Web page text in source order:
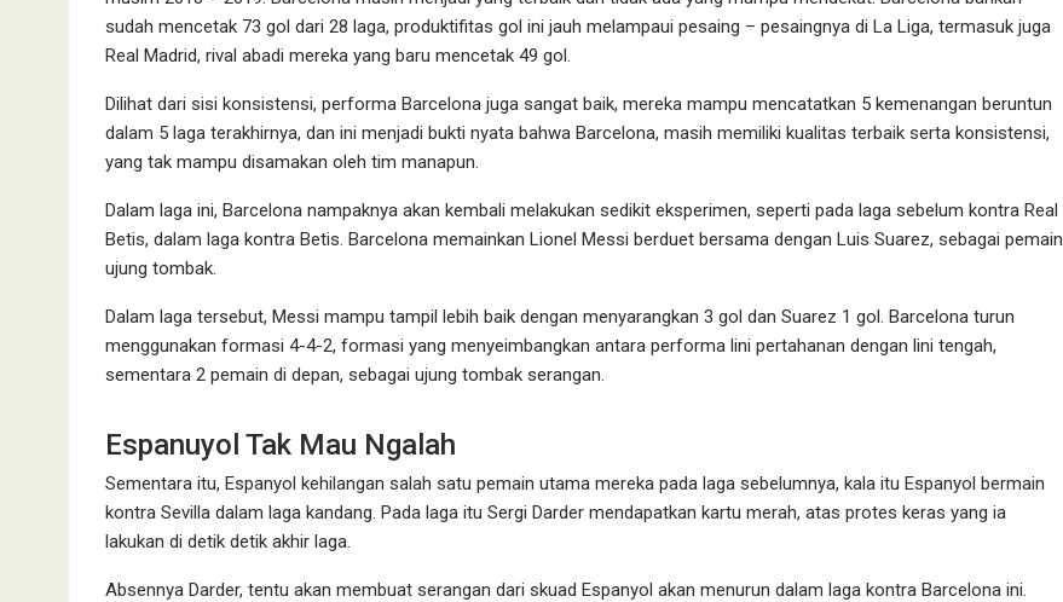
sudah mencetak 73 gol dari 28 laga, produktifitas gol ini jauh melampaui pesaing – pesaingnya di La Liga, termasuk juga
Real Madrid, rival abadi mereka yang baru mencetak 49 gol.
Dilihat dari sisi konsistensi, performa Barcelona juga sangat baik, mereka mampu mencatatkan 5 kemenangan beruntun
dalam 5 laga terakhirnya, dan ini menjadi bukti nyata bahwa Barcelona, masih memiliki kualitas terbaik serta konsistensi,
yang tak mampu disamakan oleh tim manapun.
Dalam laga ini, Barcelona nampaknya akan kembali melakukan sedikit eksperimen, seperti pada laga sebelum kontra Real
Betis, dalam laga kontra Betis. Barcelona memainkan Lionel Messi berduet bersama dengan Luis Suarez, sebagai pemain
ujung tombak.
Dalam laga tersebut, Messi mampu tampil lebih baik dengan menyarangkan 3 gol dan Suarez 1 gol. Barcelona turun
menggunakan formasi 4-4-2, formasi yang menyeimbangkan antara performa lini pertahanan dengan lini tengah,
sementara 2 pemain di depan, sebagai ujung tombak serangan.
Espanuyol Tak Mau Ngalah
Sementara itu, Espanyol kehilangan salah satu pemain utama mereka pada laga sebelumnya, kala itu Espanyol bermain
kontra Sevilla dalam laga kandang. Pada laga itu Sergi Darder mendapatkan kartu merah, atas protes keras yang ia
lakukan di detik detik akhir laga.
Absennya Darder, tentu akan membuat serangan dari skuad Espanyol akan menurun dalam laga kontra Barcelona ini.